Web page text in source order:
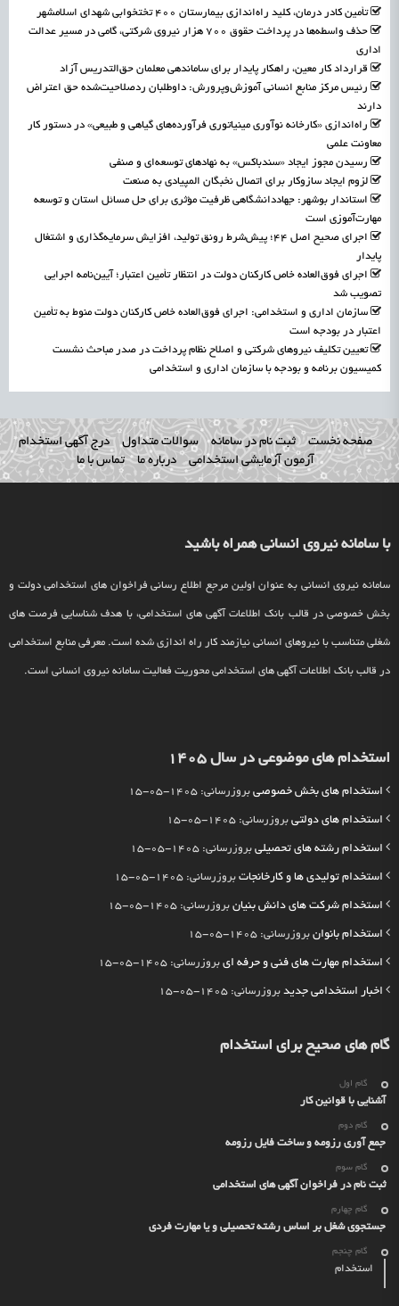
تأمین کادر درمان، کلید راه‌اندازی بیمارستان ۴۰۰ تختخوابی شهدای اسلامشهر
حذف واسطه‌ها در پرداخت حقوق ۷۰۰ هزار نیروی شرکتی، گامی در مسیر عدالت
اداری
قرارداد کار معین، راهکار پایدار برای ساماندهی معلمان حق‌التدریس آزاد
رئیس مرکز منابع انسانی آموزش‌وپرورش: داوطلبان ردصلاحیت‌شده حق اعتراض
دارند
راه‌اندازی «کارخانه نوآوری مینیاتوری فرآورده‌های گیاهی و طبیعی» در دستور کار
معاونت علمی
رسیدن مجوز ایجاد «سندباکس» به نهادهای توسعه‌ای و صنفی
لزوم ایجاد سازوکار برای اتصال نخبگان المپیادی به صنعت
استاندار بوشهر: جهاددانشگاهی ظرفیت مؤثری برای حل مسائل استان و توسعه
مهارت‌آموزی است
اجرای صحیح اصل ۴۴؛ پیش‌شرط رونق تولید، افزایش سرمایه‌گذاری و اشتغال
پایدار
اجرای فوق‌العاده خاص کارکنان دولت در انتظار تأمین اعتبار؛ آیین‌نامه اجرایی
تصویب شد
سازمان اداری و استخدامی: اجرای فوق‌العاده خاص کارکنان دولت منوط به تأمین
اعتبار در بودجه است
تعیین تکلیف نیروهای شرکتی و اصلاح نظام پرداخت در صدر مباحث نشست
کمیسیون برنامه و بودجه با سازمان اداری و استخدامی
صفحه نخست ثبت نام در سامانه سوالات متداول
درج آگهی استخدام
آزمون آزمایشی استخدامی
درباره ما تماس با ما
با سامانه نیروی انسانی همراه باشید
سامانه نیروی انسانی به عنوان اولین مرجع اطلاع رسانی فراخوان های استخدامی دولت و
بخش خصوصی در قالب بانک اطلاعات آگهی های استخدامی، با هدف شناسایی فرصت های
شغلی متناسب با نیروهای انسانی نیازمند کار راه اندازی شده است. معرفی منابع استخدامی
در قالب بانک اطلاعات آگهی های استخدامی محوریت فعالیت سامانه نیروی انسانی است.
استخدام های موضوعی در سال 1405
استخدام های بخش خصوصی بروزرسانی: 1405-05-15
استخدام های دولتی بروزرسانی: 1405-05-15
استخدام رشته های تحصیلی بروزرسانی: 1405-05-15
استخدام تولیدی ها و کارخانجات بروزرسانی: 1405-05-15
استخدام شرکت های دانش بنیان بروزرسانی: 1405-05-15
استخدام بانوان بروزرسانی: 1405-05-15
استخدام مهارت های فنی و حرفه ای بروزرسانی: 1405-05-15
اخبار استخدامی جدید بروزرسانی: 1405-05-15
گام های صحیح برای استخدام
گام اول
آشنایی با قوانین کار
گام دوم
جمع آوری رزومه و ساخت فایل رزومه
گام سوم
ثبت نام در فراخوان آگهی های استخدامی
گام چهارم
جستجوی شغل بر اساس رشته تحصیلی و یا مهارت فردی
گام چنجم
استخدام